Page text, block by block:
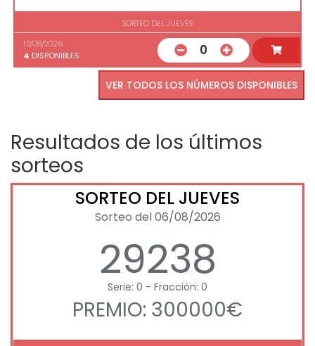
SORTEO DEL JUEVES
13/08/2026
4 DISPONIBLES 0
VER TODOS LOS NÚMEROS DISPONIBLES
Resultados de los últimos
sorteos
SORTEO DEL JUEVES
Sorteo del 06/08/2026
29238
Serie: 0 - Fracción: 0
PREMIO: 300000€